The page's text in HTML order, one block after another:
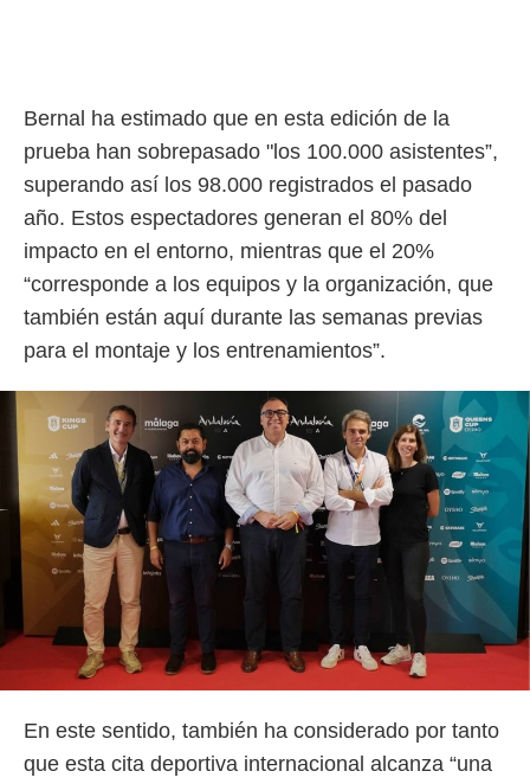
Bernal ha estimado que en esta edición de la
prueba han sobrepasado "los 100.000 asistentes”,
superando así los 98.000 registrados el pasado
año. Estos espectadores generan el 80% del
impacto en el entorno, mientras que el 20%
“corresponde a los equipos y la organización, que
también están aquí durante las semanas previas
para el montaje y los entrenamientos”.
En este sentido, también ha considerado por tanto
que esta cita deportiva internacional alcanza “una